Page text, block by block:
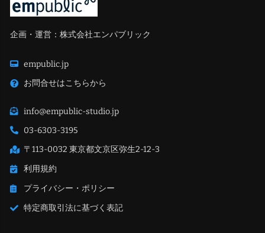
企画・運営：株式会社エンパブリック
empublic.jp
お問合せはこちらから
info@empublic-studio.jp
03-6303-3195
〒113-0032 東京都文京区弥生2-12-3
利用規約
プライバシー・ポリシー
特定商取引法に基づく表記